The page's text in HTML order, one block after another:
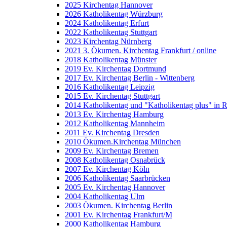
2025 Kirchentag Hannover
2026 Katholikentag Würzburg
2024 Katholikentag Erfurt
2022 Katholikentag Stuttgart
2023 Kirchentag Nürnberg
2021 3. Ökumen. Kirchentag Frankfurt / online
2018 Katholikentag Münster
2019 Ev. Kirchentag Dortmund
2017 Ev. Kirchentag Berlin - Wittenberg
2016 Katholikentag Leipzig
2015 Ev. Kirchentag Stuttgart
2014 Katholikentag und "Katholikentag plus" in
2013 Ev. Kirchentag Hamburg
2012 Katholikentag Mannheim
2011 Ev. Kirchentag Dresden
2010 Ökumen.Kirchentag München
2009 Ev. Kirchentag Bremen
2008 Katholikentag Osnabrück
2007 Ev. Kirchentag Köln
2006 Katholikentag Saarbrücken
2005 Ev. Kirchentag Hannover
2004 Katholikentag Ulm
2003 Ökumen. Kirchentag Berlin
2001 Ev. Kirchentag Frankfurt/M
2000 Katholikentag Hamburg